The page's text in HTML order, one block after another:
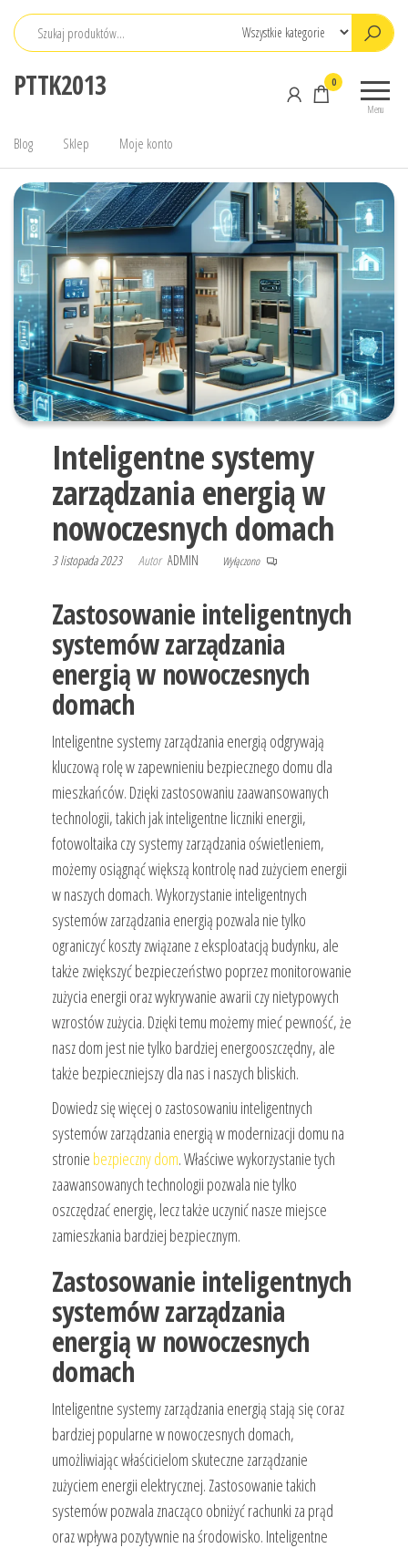
Przejdź
PTTK2013
Menu
0
Blog Sklep Moje konto
Inteligentne systemy
zarządzania energią w
nowoczesnych domach
3 listopada 2023 Autor ADMIN Wyłączono
Zastosowanie inteligentnych
systemów zarządzania
energią w nowoczesnych
domach
Inteligentne systemy zarządzania energią odgrywają
kluczową rolę w zapewnieniu bezpiecznego domu dla
mieszkańców. Dzięki zastosowaniu zaawansowanych
technologii, takich jak inteligentne liczniki energii,
fotowoltaika czy systemy zarządzania oświetleniem,
możemy osiągnąć większą kontrolę nad zużyciem energii
w naszych domach. Wykorzystanie inteligentnych
systemów zarządzania energią pozwala nie tylko
ograniczyć koszty związane z eksploatacją budynku, ale
także zwiększyć bezpieczeństwo poprzez monitorowanie
zużycia energii oraz wykrywanie awarii czy nietypowych
wzrostów zużycia. Dzięki temu możemy mieć pewność, że
nasz dom jest nie tylko bardziej energooszczędny, ale
także bezpieczniejszy dla nas i naszych bliskich.
Dowiedz się więcej o zastosowaniu inteligentnych
systemów zarządzania energią w modernizacji domu na
stronie bezpieczny dom. Właściwe wykorzystanie tych
zaawansowanych technologii pozwala nie tylko
oszczędzać energię, lecz także uczynić nasze miejsce
zamieszkania bardziej bezpiecznym.
Zastosowanie inteligentnych
systemów zarządzania
energią w nowoczesnych
domach
Inteligentne systemy zarządzania energią stają się coraz
bardziej popularne w nowoczesnych domach,
umożliwiając właścicielom skuteczne zarządzanie
zużyciem energii elektrycznej. Zastosowanie takich
systemów pozwala znacząco obniżyć rachunki za prąd
oraz wpływa pozytywnie na środowisko. Inteligentne